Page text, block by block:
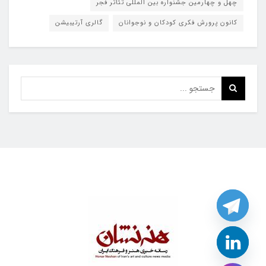
چهل و چهارمین جشنواره بین المللی تئاتر فجر
کانون پرورش فکری کودکان و نوجوانان
گالری آرتیبیشن